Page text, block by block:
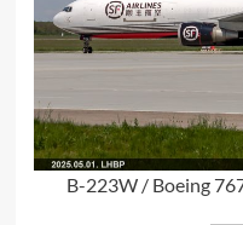
B-223W / Boeing